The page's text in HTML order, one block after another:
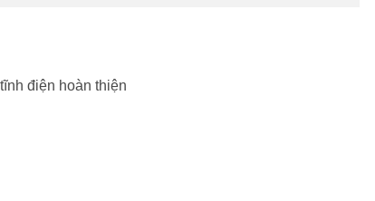
điện hoàn thiện